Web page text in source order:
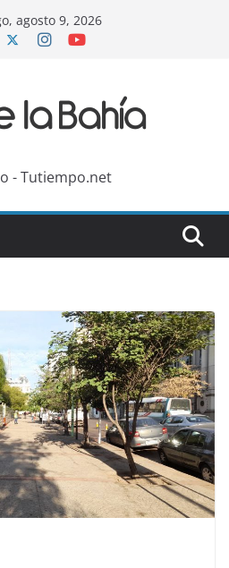
agosto 9, 2026
- Tutiempo.net